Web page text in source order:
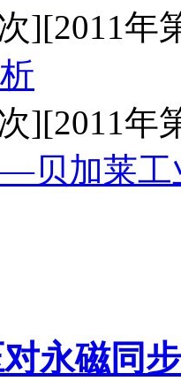
][2011年
][2011年
贝加莱工
永磁同